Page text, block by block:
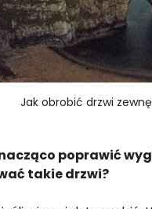
Jak obrobić drzwi
poprawić
takie drzwi?